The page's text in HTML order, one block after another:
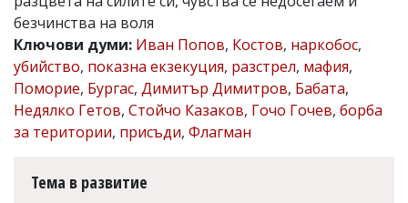
Коментарите
под
статиите
се
въвеждат
от
читателите
и
носи
безчинства на воля
Ключови думи: Иван Попов, Костов, наркобос,
убийство, показна екзекуция, разстрел, мафия,
Поморие, Бургас, Димитър Димитров, Бабата,
Недялко Гетов, Стойчо Казаков, Гочо Гочев, борба
за територии, присъди, Флагман
Тема в развитие